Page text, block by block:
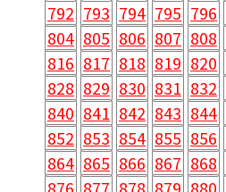
792 793 794 795 796
804 805 806 807 808
816 817 818 819 820
828 829 830 831 832
840 841 842 843 844
852 853 854 855 856
864 865 866 867 868